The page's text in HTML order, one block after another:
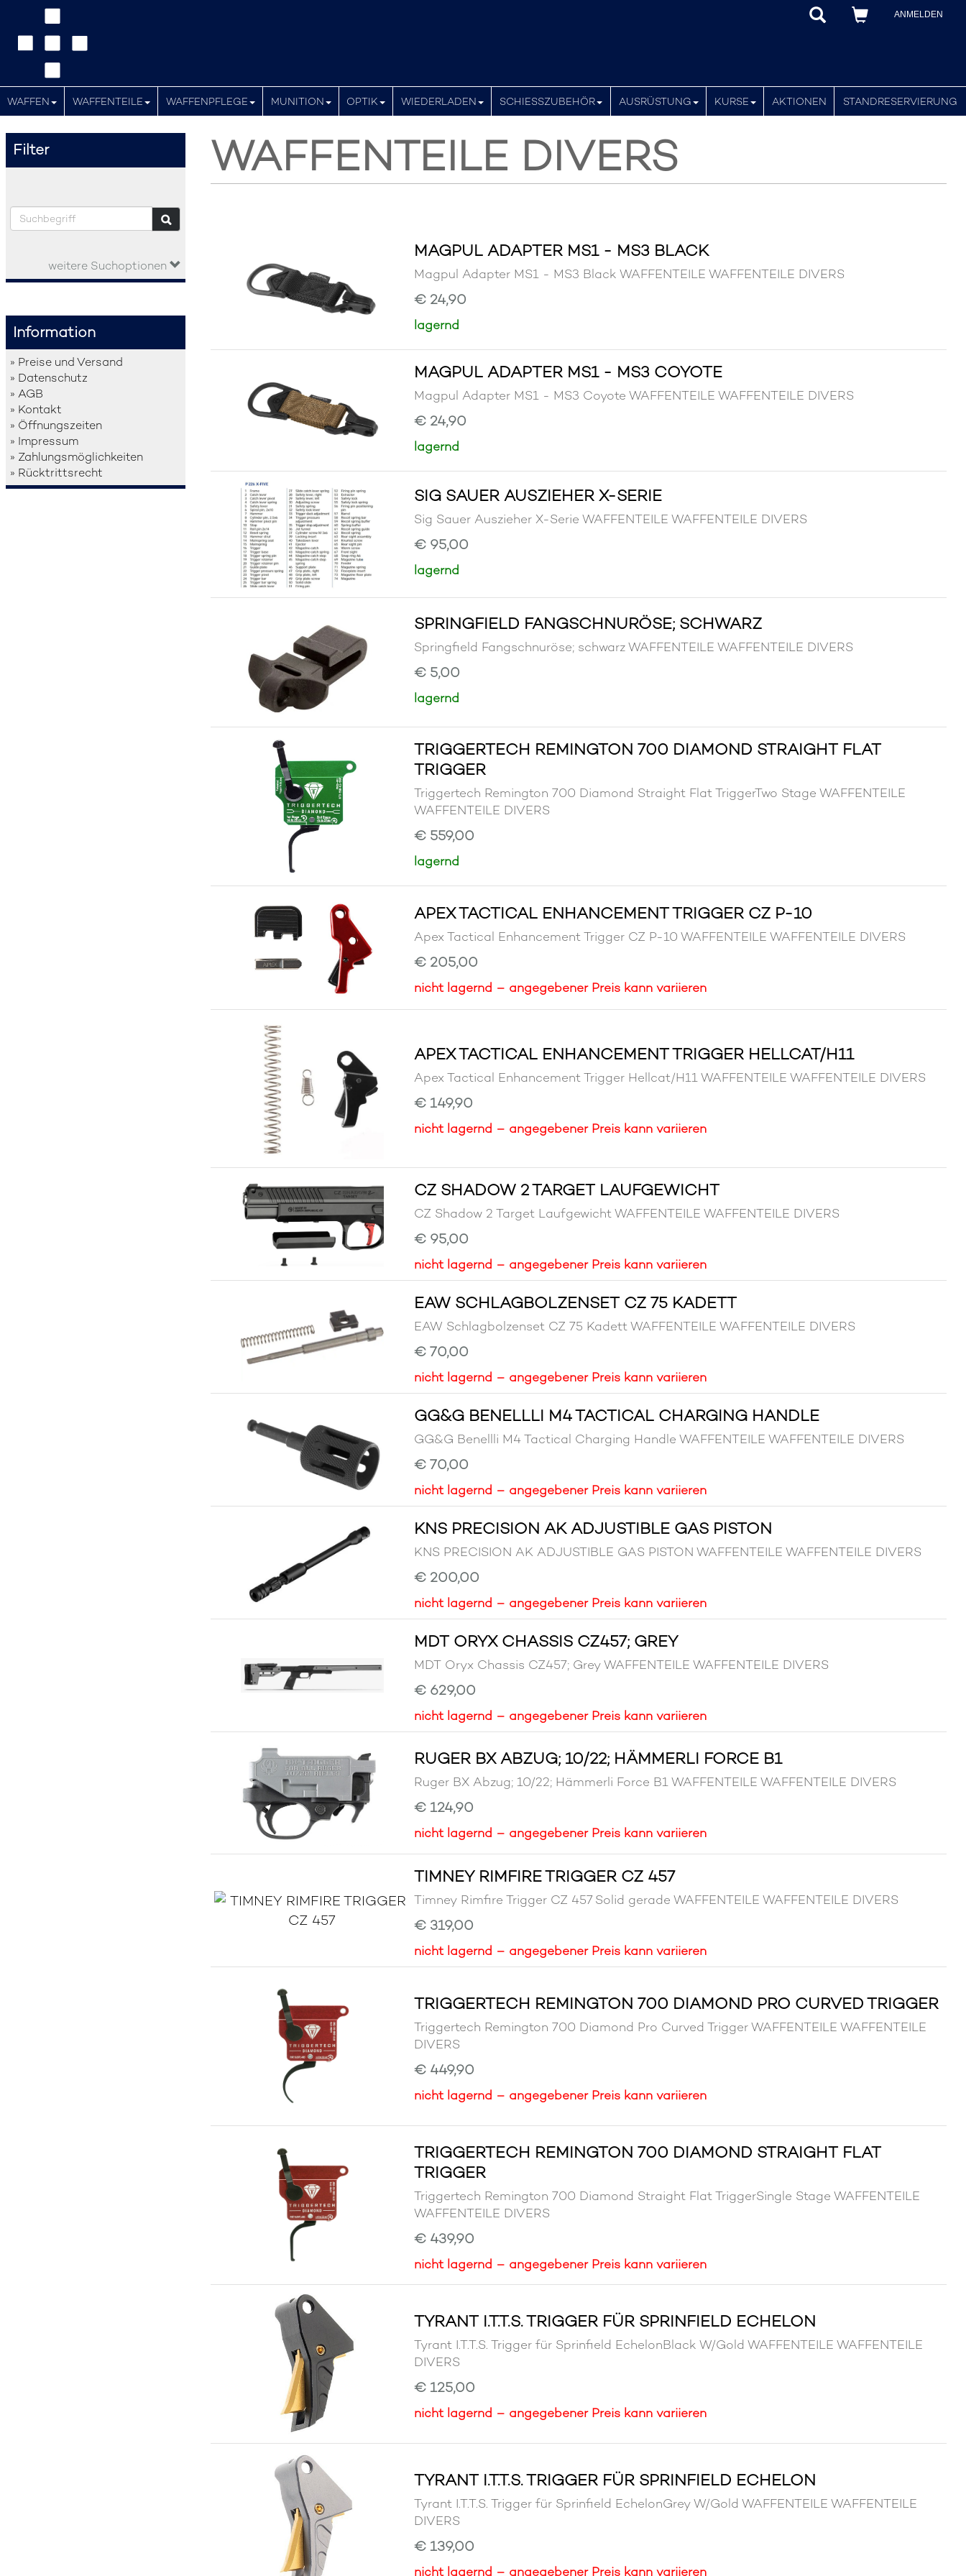
ANMELDEN
WAFFEN WAFFENTEILE WAFFENPFLEGE MUNITION OPTIK WIEDERLADEN SCHIESSZUBEHÖR AUSRÜSTUNG KURSE AKTIONEN STANDRESERVIERUNG
Filter
weitere Suchoptionen
Information
» Preise und Versand
» Datenschutz
» AGB
» Kontakt
» Öffnungszeiten
» Impressum
» Zahlungsmöglichkeiten
» Rücktrittsrecht
WAFFENTEILE DIVERS
MAGPUL ADAPTER MS1 - MS3 BLACK
Magpul Adapter MS1 - MS3 Black WAFFENTEILE WAFFENTEILE DIVERS
€ 24,90
lagernd
MAGPUL ADAPTER MS1 - MS3 COYOTE
Magpul Adapter MS1 - MS3 Coyote WAFFENTEILE WAFFENTEILE DIVERS
€ 24,90
lagernd
SIG SAUER AUSZIEHER X-SERIE
Sig Sauer Auszieher X-Serie WAFFENTEILE WAFFENTEILE DIVERS
€ 95,00
lagernd
SPRINGFIELD FANGSCHNURÖSE; SCHWARZ
Springfield Fangschnuröse; schwarz WAFFENTEILE WAFFENTEILE DIVERS
€ 5,00
lagernd
TRIGGERTECH REMINGTON 700 DIAMOND STRAIGHT FLAT
TRIGGER
Triggertech Remington 700 Diamond Straight Flat TriggerTwo Stage WAFFENTEILE
WAFFENTEILE DIVERS
€ 559,00
lagernd
APEX TACTICAL ENHANCEMENT TRIGGER CZ P-10
Apex Tactical Enhancement Trigger CZ P-10 WAFFENTEILE WAFFENTEILE DIVERS
€ 205,00
nicht lagernd – angegebener Preis kann variieren
APEX TACTICAL ENHANCEMENT TRIGGER HELLCAT/H11
Apex Tactical Enhancement Trigger Hellcat/H11 WAFFENTEILE WAFFENTEILE DIVERS
€ 149,90
nicht lagernd – angegebener Preis kann variieren
CZ SHADOW 2 TARGET LAUFGEWICHT
CZ Shadow 2 Target Laufgewicht WAFFENTEILE WAFFENTEILE DIVERS
€ 95,00
nicht lagernd – angegebener Preis kann variieren
EAW SCHLAGBOLZENSET CZ 75 KADETT
EAW Schlagbolzenset CZ 75 Kadett WAFFENTEILE WAFFENTEILE DIVERS
€ 70,00
nicht lagernd – angegebener Preis kann variieren
GG&G BENELLLI M4 TACTICAL CHARGING HANDLE
GG&G Benellli M4 Tactical Charging Handle WAFFENTEILE WAFFENTEILE DIVERS
€ 70,00
nicht lagernd – angegebener Preis kann variieren
KNS PRECISION AK ADJUSTIBLE GAS PISTON
KNS PRECISION AK ADJUSTIBLE GAS PISTON WAFFENTEILE WAFFENTEILE DIVERS
€ 200,00
nicht lagernd – angegebener Preis kann variieren
MDT ORYX CHASSIS CZ457; GREY
MDT Oryx Chassis CZ457; Grey WAFFENTEILE WAFFENTEILE DIVERS
€ 629,00
nicht lagernd – angegebener Preis kann variieren
RUGER BX ABZUG; 10/22; HÄMMERLI FORCE B1
Ruger BX Abzug; 10/22; Hämmerli Force B1 WAFFENTEILE WAFFENTEILE DIVERS
€ 124,90
nicht lagernd – angegebener Preis kann variieren
TIMNEY RIMFIRE TRIGGER CZ 457
Timney Rimfire Trigger CZ 457 Solid gerade WAFFENTEILE WAFFENTEILE DIVERS
€ 319,00
nicht lagernd – angegebener Preis kann variieren
TRIGGERTECH REMINGTON 700 DIAMOND PRO CURVED TRIGGER
Triggertech Remington 700 Diamond Pro Curved Trigger WAFFENTEILE WAFFENTEILE
DIVERS
€ 449,90
nicht lagernd – angegebener Preis kann variieren
TRIGGERTECH REMINGTON 700 DIAMOND STRAIGHT FLAT
TRIGGER
Triggertech Remington 700 Diamond Straight Flat TriggerSingle Stage WAFFENTEILE
WAFFENTEILE DIVERS
€ 439,90
nicht lagernd – angegebener Preis kann variieren
TYRANT I.T.T.S. TRIGGER FÜR SPRINFIELD ECHELON
Tyrant I.T.T.S. Trigger für Sprinfield EchelonBlack W/Gold WAFFENTEILE WAFFENTEILE
DIVERS
€ 125,00
nicht lagernd – angegebener Preis kann variieren
TYRANT I.T.T.S. TRIGGER FÜR SPRINFIELD ECHELON
Tyrant I.T.T.S. Trigger für Sprinfield EchelonGrey W/Gold WAFFENTEILE WAFFENTEILE
DIVERS
€ 139,00
nicht lagernd – angegebener Preis kann variieren